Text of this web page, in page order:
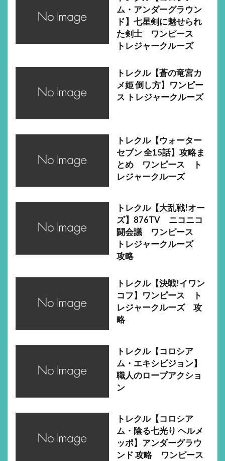
ム・アンダーグラウン
ド】七星剣に魅せられ
た剣士 ワンピース
トレジャークルーズ
トレクル【蒼の竜宮カ
メ姫 倒し方】ワンピー
ス トレジャークルーズ
トレクル【ウォーター
セブン 全15話】攻略ま
とめ ワンピース ト
レジャークルーズ
トレクル【大乱戦!オー
ズ】876TV ニコニコ
闘会議 ワンピース
トレジャークルーズ
攻略
トレクル【決戦!イワン
コフ】ワンピース ト
レジャークルーズ 攻
略
トレクル【コロシア
ム・エキシビジョン】
職人のロープアクショ
ン
トレクル【コロシア
ム・陰る七光り ヘルメ
ッポ】アンダーグラウ
ンド 攻略 ワンピース